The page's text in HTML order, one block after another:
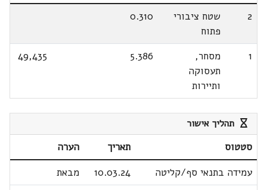
2
שטח ציבורי
פתוח
0.310
1
מסחר,
תעסוקה
ותיירות
5.386
49,435
תהליך אישור
סטטוס תאריך
הערה
עמידה בתנאי סף/קליטה
10.03.24
מבאת